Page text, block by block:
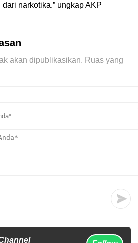
narkotika.” ungkap AKP
akan dipublikasikan. Ruas yang